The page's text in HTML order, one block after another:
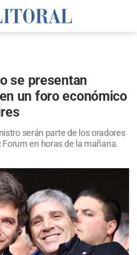
se presentan
un foro económico
serán parte de los oradores
en horas de la mañana.